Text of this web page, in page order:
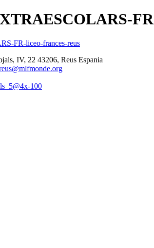
FR
IV, 22 43206, Reus Espania